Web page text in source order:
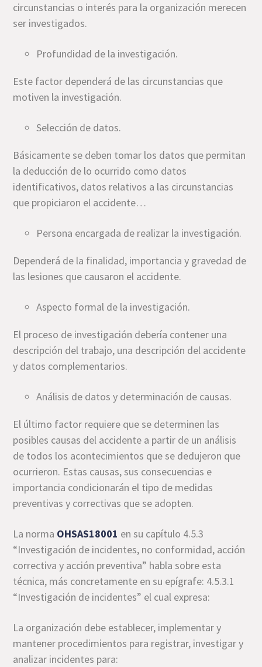
circunstancias o interés para la organización merecen
ser investigados.
Profundidad de la investigación.
Este factor dependerá de las circunstancias que
motiven la investigación.
Selección de datos.
Básicamente se deben tomar los datos que permitan
la deducción de lo ocurrido como datos
identificativos, datos relativos a las circunstancias
que propiciaron el accidente…
Persona encargada de realizar la investigación.
Dependerá de la finalidad, importancia y gravedad de
las lesiones que causaron el accidente.
Aspecto formal de la investigación.
El proceso de investigación debería contener una
descripción del trabajo, una descripción del accidente
y datos complementarios.
Análisis de datos y determinación de causas.
El último factor requiere que se determinen las
posibles causas del accidente a partir de un análisis
de todos los acontecimientos que se dedujeron que
ocurrieron. Estas causas, sus consecuencias e
importancia condicionarán el tipo de medidas
preventivas y correctivas que se adopten.
La norma OHSAS18001 en su capítulo 4.5.3
“Investigación de incidentes, no conformidad, acción
correctiva y acción preventiva” habla sobre esta
técnica, más concretamente en su epígrafe: 4.5.3.1
“Investigación de incidentes” el cual expresa:
La organización debe establecer, implementar y
mantener procedimientos para registrar, investigar y
analizar incidentes para: